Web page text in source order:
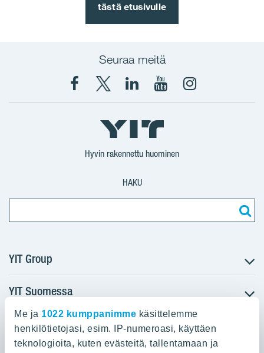
Me ja 1022 kumppanimme käsittelemme
henkilötietojasi, esim. IP-numeroasi, käyttäen
teknologioita, kuten evästeitä, tallentamaan ja
tästä etusivulle
Seuraa meitä
Facebook
X
YIT
Suomi
YIT
Corporation
YIT
Corporation
Instagram
Hyvin rakennettu huominen
HAKU
YIT Group
Tietoa YIT:stä
Töihin meille
Sijoittajat
Projektit
YIT Suomessa
Myytävät asunnot
Vuokrattavat toimitilat
YIT:n pääkonttori
Panuntie 11, PL 36, 00620 Helsinki